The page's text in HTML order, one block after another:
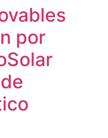
por